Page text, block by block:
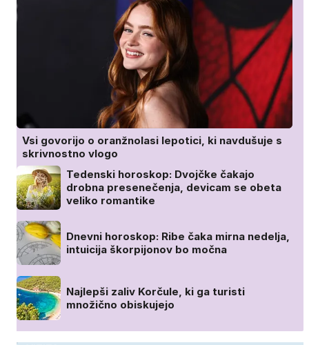
Vsi govorijo o oranžnolasi lepotici, ki navdušuje s
skrivnostno vlogo
Tedenski horoskop: Dvojčke čakajo
drobna presenečenja, devicam se obeta
veliko romantike
Dnevni horoskop: Ribe čaka mirna nedelja,
intuicija škorpijonov bo močna
Najlepši zaliv Korčule, ki ga turisti
množično obiskujejo